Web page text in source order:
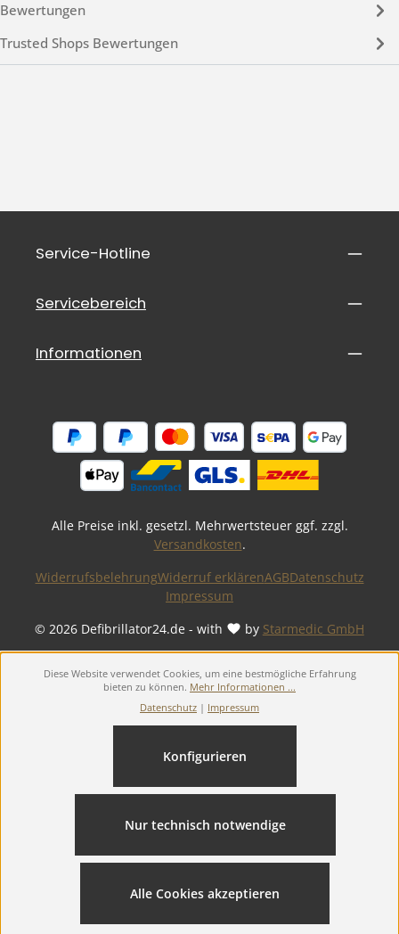
Bewertungen
Trusted Shops Bewertungen
Service-Hotline
Servicebereich
Informationen
Alle Preise inkl. gesetzl. Mehrwertsteuer ggf. zzgl.
Versandkosten.
© 2026 Defibrillator24.de - with by Starmedic GmbH
WiderrufsbelehrungWiderruf erklärenAGBDatenschutz
Impressum
Diese Website verwendet Cookies, um eine bestmögliche Erfahrung
bieten zu können. Mehr Informationen ...
Datenschutz | Impressum
Nur technisch notwendige
Konfigurieren
Alle Cookies akzeptieren